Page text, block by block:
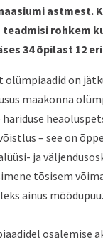
astmest.
teadmisi rohkem
34 õpilast 12
olümpiaadid on
maakonna
hariduse
– see on
ja
tõsisem
ainus
osalemise